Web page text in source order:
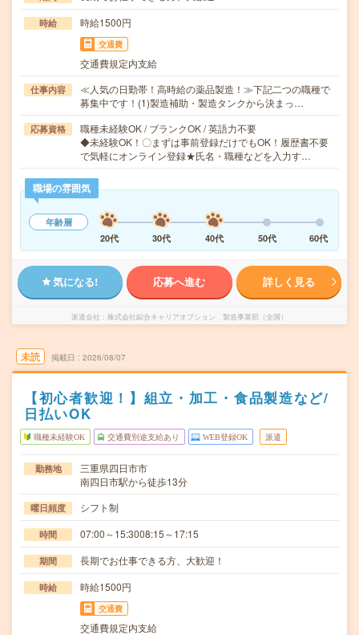
時給 時給1500円
交通費
交通費規定内支給
仕事内容
≪人気の日勤帯！高時給の薬品製造！≫下記二つの職種で
募集中です！(1)製造補助・製造タンクから決まっ…
応募資格
職種未経験OK / ブランクOK / 英語力不要
◆未経験OK！〇まずは事前登録だけでもOK！履歴書不要
で気軽にオンライン登録★氏名・職種などを入力す…
職場の雰囲気
年齢層
20代
30代 40代 50代 60代
気になる! 応募へ進む 詳しく見る
派遣会社 株式会社綜合キャリアオプション 製造事業部（全国）
未読 掲載日 2026/08/07
【初心者歓迎！】組立・加工・食品製造など/
日払いOK
職種未経験OK 交通費別途支給あり WEB登録OK 派遣
勤務地
三重県四日市市
南四日市駅から徒歩13分
曜日頻度 シフト制
時間 07:00～15:3008:15～17:15
期間 長期でお仕事できる方、大歓迎！
時給 時給1500円
交通費
交通費規定内支給